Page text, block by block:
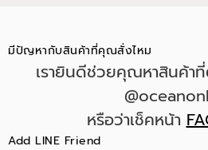
มีปัญหากับสินค้าที่คุณสั่งไหม
เรายินดีช่วยคุณหาสินค้า
หรือว่าเช็คหน้า
Add LINE Friend